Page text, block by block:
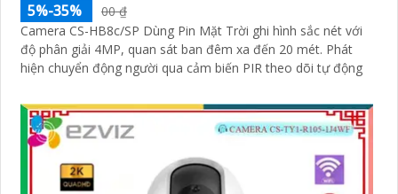
5%-35%
00 ₫
Camera CS-HB8c/SP Dùng Pin Mặt Trời ghi hình sắc nét với
độ phân giải 4MP, quan sát ban đêm xa đến 20 mét. Phát
hiện chuyển động người qua cảm biến PIR theo dõi tự động